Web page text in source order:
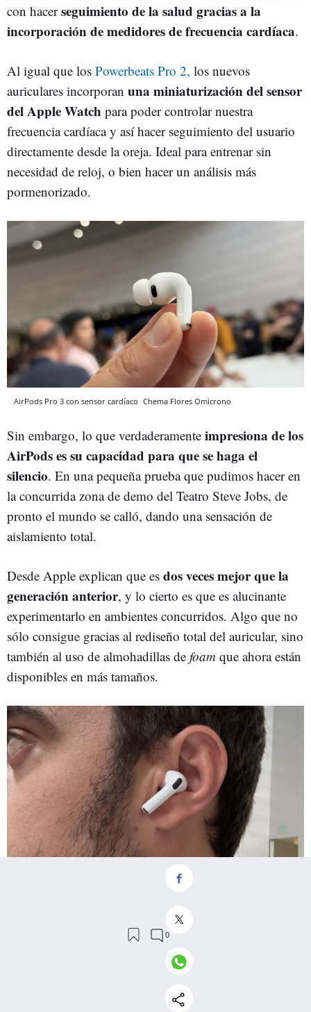
con hacerseguimiento de la salud gracias a la
incorporación de medidores de frecuencia cardíaca.
Al igual que los Powerbeats Pro 2, los nuevos
auriculares incorporan una miniaturización del sensor
del Apple Watch para poder controlar nuestra
frecuencia cardíaca y así hacer seguimiento del usuario
directamente desde la oreja. Ideal para entrenar sin
necesidad de reloj, o bien hacer un análisis más
pormenorizado.
AirPods Pro 3 con sensor cardíaco Chema Flores Omicrono
Sin embargo, lo que verdaderamente impresiona de los
AirPods es su capacidad para que se haga el
silencio. En una pequeña prueba que pudimos hacer en
la concurrida zona de demo del Teatro Steve Jobs, de
pronto el mundo se calló, dando una sensación de
aislamiento total.
Desde Apple explican que es dos veces mejor que la
generación anterior, y lo cierto es que es alucinante
experimentarlo en ambientes concurridos. Algo que no
sólo consigue gracias al rediseño total del auricular, sino
también al uso de almohadillas de foam que ahora están
disponibles en más tamaños.
El rediseño de los AirPods Pro 3 también se nota en el
quedan más sujetos en la oreja
la mejora de la calidad del sonido.
Esta nueva arquitectura empleauna ecualización